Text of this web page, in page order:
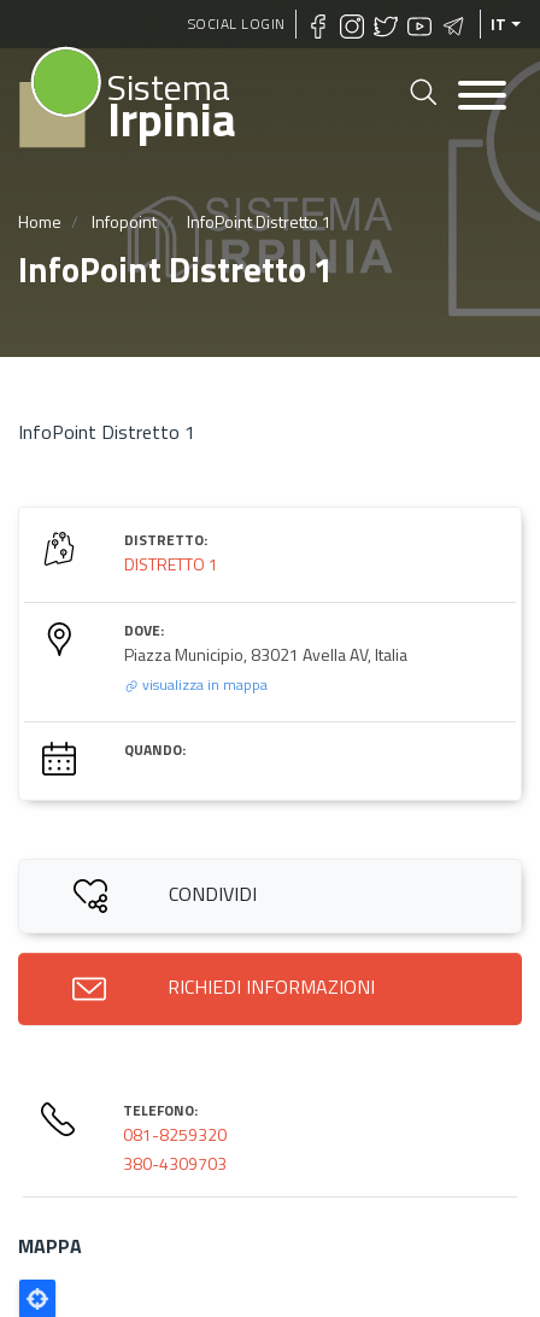
Salta
al
SOCIAL LOGIN IT
Sistema
Irpinia
Home Infopoint InfoPoint Distretto 1
InfoPoint Distretto 1
InfoPoint Distretto 1
DISTRETTO:
DISTRETTO 1
DOVE:
Piazza Municipio, 83021 Avella AV, Italia
visualizza in mappa
QUANDO:
CONDIVIDI
RICHIEDI INFORMAZIONI
TELEFONO:
081-8259320
380-4309703
MAPPA